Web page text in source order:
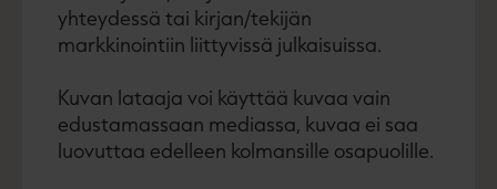
yhteydessä tai kirjan/tekijän
markkinointiin liittyvissä julkaisuissa.
Kuvan lataaja voi käyttää kuvaa vain
edustamassaan mediassa, kuvaa ei saa
luovuttaa edelleen kolmansille osapuolille.